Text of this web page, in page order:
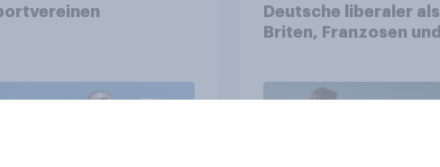
Deutsche liberaler als
Briten, Franzosen und